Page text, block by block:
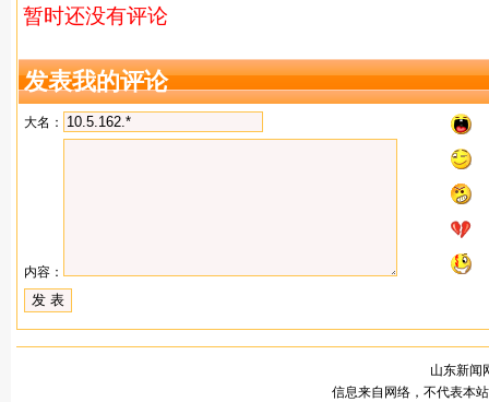
暂时还没有评论
发表我的评论
大名：
内容：
山东新闻
信息来自网络，不代表本